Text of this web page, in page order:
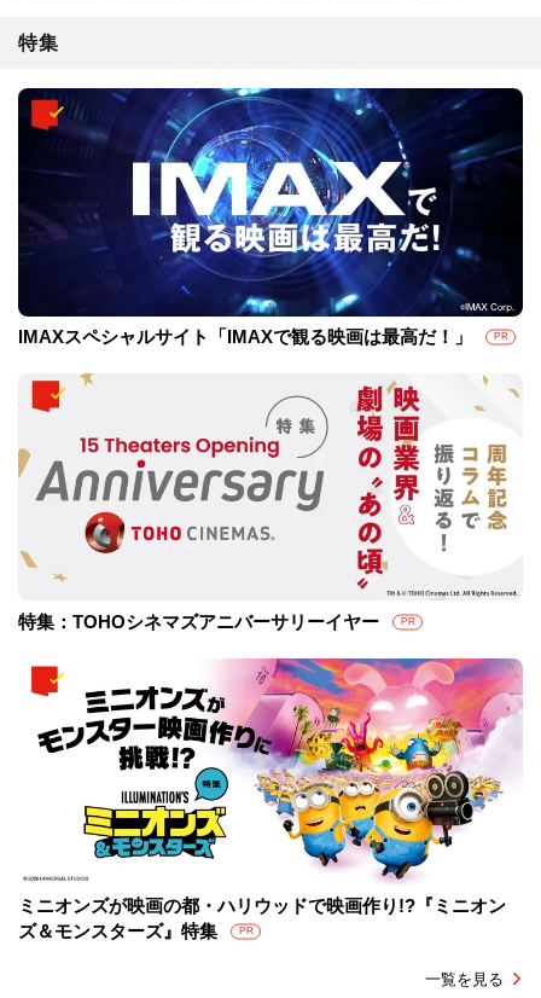
特集
IMAXスペシャルサイト「IMAXで観る映画は最高だ！」 PR
特集：TOHOシネマズアニバーサリーイヤー PR
ミニオンズが映画の都・ハリウッドで映画作り!?『ミニオン
ズ＆モンスターズ』特集
PR
一覧を見る